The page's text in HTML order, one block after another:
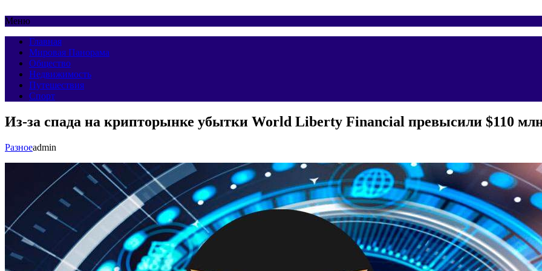
Меню
Главная
Мировая Панорама
Общество
Недвижимость
Путешествия
Спорт
Из-за спада на крипторынке убытки World Liberty Financial превысили $110
Разноеadmin